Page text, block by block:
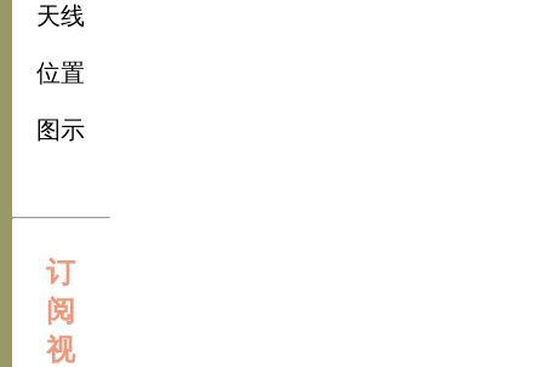
天线
位置
图示
订
阅
视